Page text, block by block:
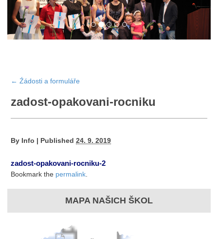
← Źádosti a formuláře
zadost-opakovani-rocniku
By Info | Published 24. 9. 2019
zadost-opakovani-rocniku-2
Bookmark the permalink
MAPA NAŠICH ŠKOL